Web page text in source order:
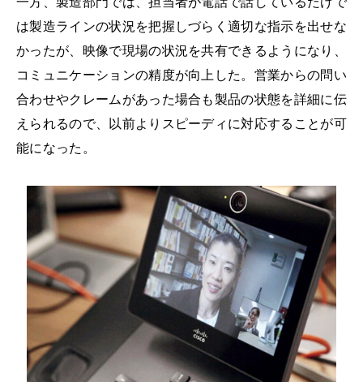
は製造ラインの状況を把握しづらく適切な指示を出せな
かったが、映像で現場の状況を共有できるようになり、
コミュニケーションの精度が向上した。営業からの問い
合わせやクレームがあった場合も製品の状態を詳細に伝
えられるので、以前よりスピーディに対応することが可
能になった。